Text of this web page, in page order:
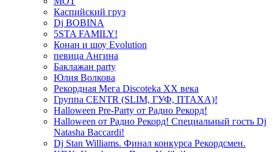
Каспийский груз
Dj BOBINA
5STA FAMILY!
Конан и шоу Evolution
певица Ангина
Баклажан party
Юлия Волкова
Рекордная Мега Discoteka XX века
Группа CENTR (SLIM, ГУФ, ПТАХА)!
Halloween Pre-Party от Радио Рекорд!
Halloween от Радио Рекорд! Специальный гость Dj
Natasha Baccardi!
Dj Stan Williams. Финал конкурса Рекордсмен.